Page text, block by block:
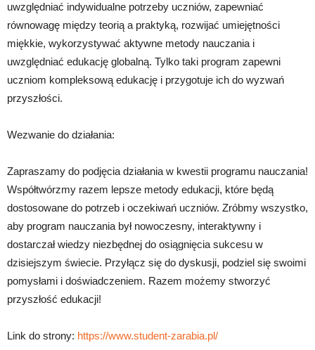
uwzględniać indywidualne potrzeby uczniów, zapewniać
równowagę między teorią a praktyką, rozwijać umiejętności
miękkie, wykorzystywać aktywne metody nauczania i
uwzględniać edukację globalną. Tylko taki program zapewni
uczniom kompleksową edukację i przygotuje ich do wyzwań
przyszłości.
Wezwanie do działania:
Zapraszamy do podjęcia działania w kwestii programu nauczania!
Współtwórzmy razem lepsze metody edukacji, które będą
dostosowane do potrzeb i oczekiwań uczniów. Zróbmy wszystko,
aby program nauczania był nowoczesny, interaktywny i
dostarczał wiedzy niezbędnej do osiągnięcia sukcesu w
dzisiejszym świecie. Przyłącz się do dyskusji, podziel się swoimi
pomysłami i doświadczeniem. Razem możemy stworzyć
przyszłość edukacji!
Link do strony: https://www.student-zarabia.pl/